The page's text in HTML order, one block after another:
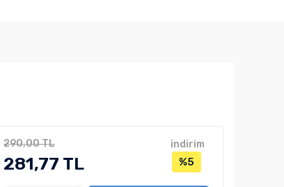
290,00 TL
281,77 TL
indirim
%5